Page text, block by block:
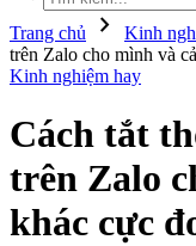
Trang chủ chevron_right Kinh
trên Zalo cho mình và
Kinh nghiệm hay
Cách tắt
trên Zalo
khác cực